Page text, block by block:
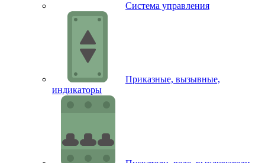
Система управления
Приказные, вызывные,
индикаторы